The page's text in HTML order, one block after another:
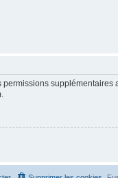
supplémentaires